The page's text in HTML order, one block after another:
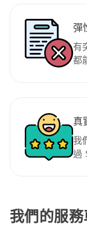
彈
有
都
真
我
過
我們的服